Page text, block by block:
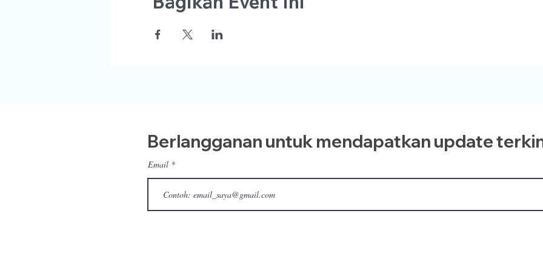
Berlangganan untuk mendapatkan update
Email